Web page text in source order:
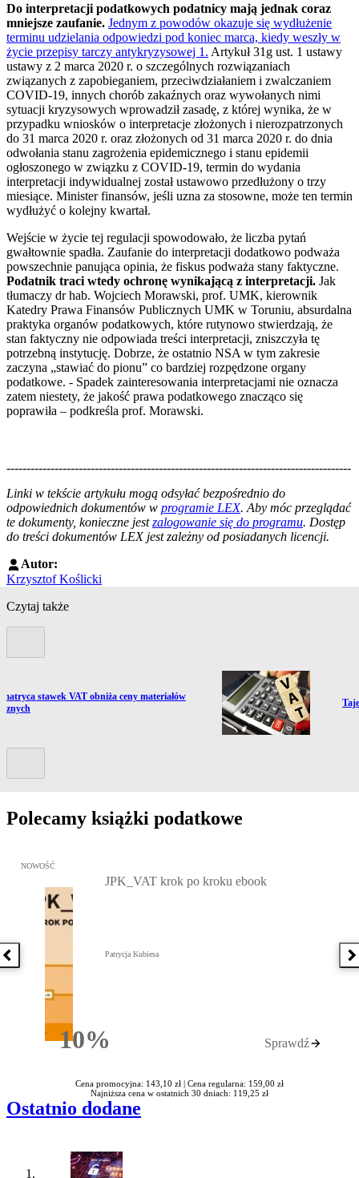
Do interpretacji podatkowych podatnicy mają jednak coraz
mniejsze zaufanie. Jednym z powodów okazuje się wydłużenie
terminu udzielania odpowiedzi pod koniec marca, kiedy weszły w
życie przepisy tarczy antykryzysowej 1. Artykuł 31g ust. 1 ustawy
ustawy z 2 marca 2020 r. o szczególnych rozwiązaniach
związanych z zapobieganiem, przeciwdziałaniem i zwalczaniem
COVID-19, innych chorób zakaźnych oraz wywołanych nimi
sytuacji kryzysowych wprowadził zasadę, z której wynika, że w
przypadku wniosków o interpretacje złożonych i nierozpatrzonych
do 31 marca 2020 r. oraz złożonych od 31 marca 2020 r. do dnia
odwołania stanu zagrożenia epidemicznego i stanu epidemii
ogłoszonego w związku z COVID-19, termin do wydania
interpretacji indywidualnej został ustawowo przedłużony o trzy
miesiące. Minister finansów, jeśli uzna za stosowne, może ten termin
wydłużyć o kolejny kwartał.
Wejście w życie tej regulacji spowodowało, że liczba pytań
gwałtownie spadła. Zaufanie do interpretacji dodatkowo podważa
powszechnie panująca opinia, że fiskus podważa stany faktyczne.
Podatnik traci wtedy ochronę wynikającą z interpretacji. Jak
tłumaczy dr hab. Wojciech Morawski, prof. UMK, kierownik
Katedry Prawa Finansów Publicznych UMK w Toruniu, absurdalna
praktyka organów podatkowych, które rutynowo stwierdzają, że
stan faktyczny nie odpowiada treści interpretacji, zniszczyła tę
potrzebną instytucję. Dobrze, że ostatnio NSA w tym zakresie
zaczyna „stawiać do pionu” co bardziej rozpędzone organy
podatkowe. - Spadek zainteresowania interpretacjami nie oznacza
zatem niestety, że jakość prawa podatkowego znacząco się
poprawiła – podkreśla prof. Morawski.
--------------------------------------------------------------------------------------
Linki w tekście artykułu mogą odsyłać bezpośrednio do
odpowiednich dokumentów w programie LEX. Aby móc przeglądać
te dokumenty, konieczne jestzalogowanie się do programu. Dostęp
do treści dokumentów LEX jest zależny od posiadanych licencji.
Autor:
Krzysztof Koślicki
Czytaj także
do artykułu:stawek VAT obniża ceny materiałów
Polecamy książki podatkowe
Poprzednia książka
Przejdź do: JPK_VAT krok po kroku ebook, Patrycja Kubiesa -
NOWOŚĆ
10%Rabatu
JPK_VAT krok po kroku ebook
Patrycja Kubiesa
Sprawdź
Cena promocyjna: 143,10 zł | Cena regularna: 159,00 zł
Najniższa cena w ostatnich 30 dniach: 119,25 zł
Ostatnio dodane